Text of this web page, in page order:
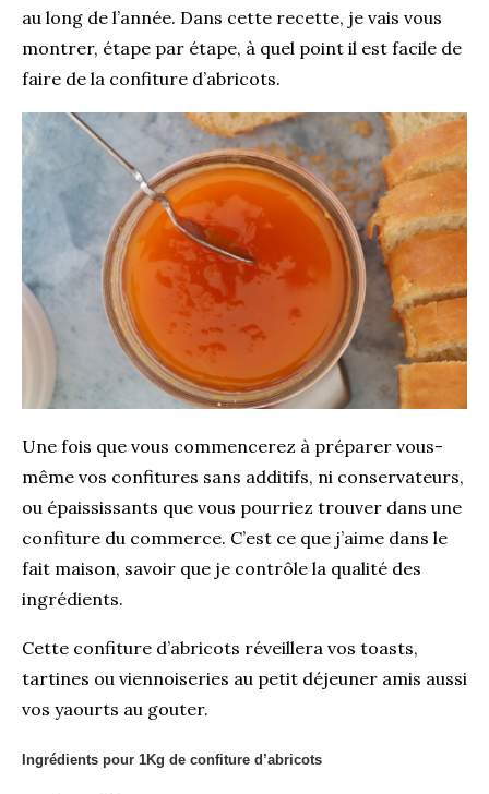
au long de l’année. Dans cette recette, je vais vous
montrer, étape par étape, à quel point il est facile de
faire de la confiture d’abricots.
Une fois que vous commencerez à préparer vous-
même vos confitures sans additifs, ni conservateurs,
ou épaississants que vous pourriez trouver dans une
confiture du commerce. C’est ce que j’aime dans le
fait maison, savoir que je contrôle la qualité des
ingrédients.
Cette confiture d’abricots réveillera vos toasts,
tartines ou viennoiseries au petit déjeuner amis aussi
vos yaourts au gouter.
Ingrédients pour 1Kg de confiture d’abricots